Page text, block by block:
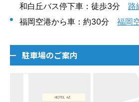
和白丘バス停下車：徒歩3分 路
福岡空港から車：約30分福岡
駐車場のご案内